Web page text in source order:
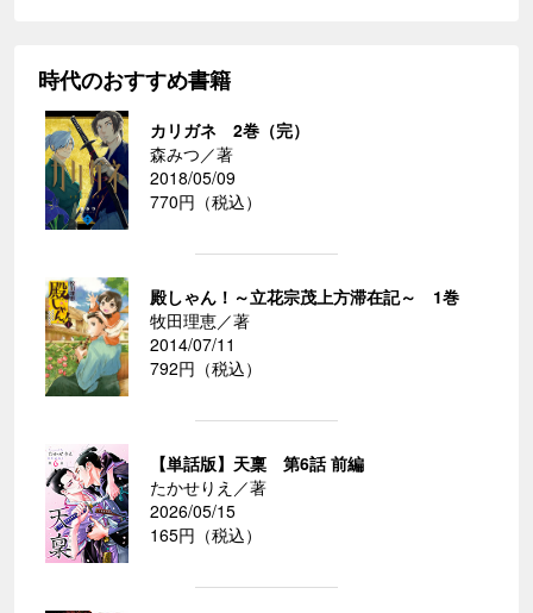
時代のおすすめ書籍
カリガネ 2巻（完）
森みつ／著
2018/05/09
770円（税込）
殿しゃん！～立花宗茂上方滞在記～ 1巻
牧田理恵／著
2014/07/11
792円（税込）
【単話版】天稟 第6話 前編
たかせりえ／著
2026/05/15
165円（税込）